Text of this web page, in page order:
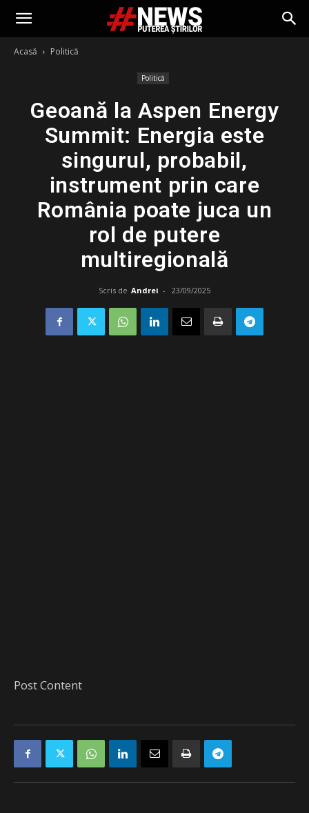
Acasă Politică
Politică
Geoană la Aspen Energy
Summit: Energia este
singurul, probabil,
instrument prin care
România poate juca un
rol de putere
multiregională
Scris de Andrei - 23/09/2025
Post Content